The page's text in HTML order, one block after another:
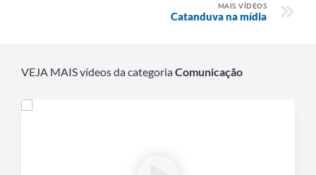
MAIS VÍDEOS
Catanduva na mídia
VEJA MAIS vídeos da categoriaComunicação